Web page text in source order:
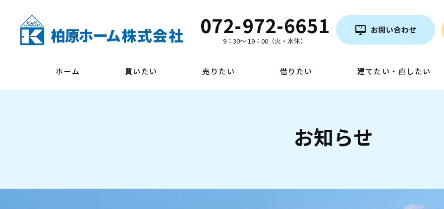
072-972-6651
9：30～ 19：00（火・水休）
ホーム 買いたい 売りたい 借りたい 建てたい・直したい
お知らせ